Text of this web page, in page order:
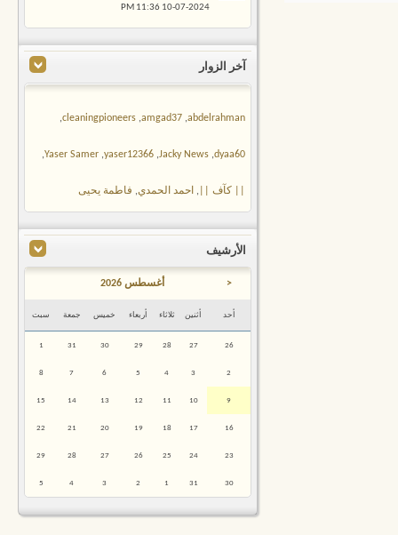
10-07-2024
11:36 PM
آخر الزوار
abdelrahman
,
amgad37
,
cleaningpioneers
,
dyaa60
,
Jacky News
,
yaser12366
,
Yaser Samer
,
|| كآف || , احمد الحمدي, فاطمة يحيى
الأرشيف
< أغسطس 2026
أحد أثنين ثلاثاء أربعاء خميس جمعة سبت
26
27
28
29
30
31
1
2
3
4
5
6
7
8
9
10
11
12
13
14
15
16
17
18
19
20
21
22
23
24
25
26
27
28
29
30
31
1
2
3
4
5